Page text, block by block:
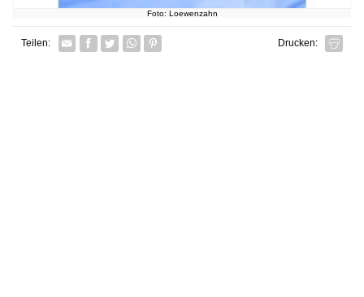
Foto: Loewenzahn
Teilen: Facebook
TwitterWhatsapp senden
Pin it Drucken: